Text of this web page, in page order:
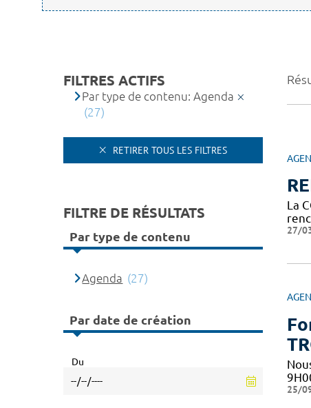
La
27/
25/
FILTRES ACTIFS
Par type de contenu: Agenda
(27)
RETIRER TOUS LES FILTRES
FILTRE DE RÉSULTATS
Par type de contenu
Agenda (27)
Par date de création
Du